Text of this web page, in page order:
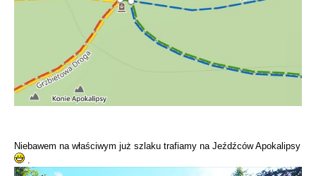
Niebawem na właściwym już szlaku trafiamy na Jeźdźców Apokalipsy